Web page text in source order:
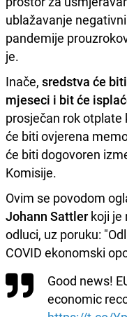
ublažavanje
pandemije
je.
Inače, sredstva će
mjeseci i bit će
prosječan rok otplate
će biti ovjerena
će biti dogovoren
Komisije.
Ovim se povodom
Johann Sattler koji je
odluci, uz poruku:
COVID ekonomski
Good news!
economic